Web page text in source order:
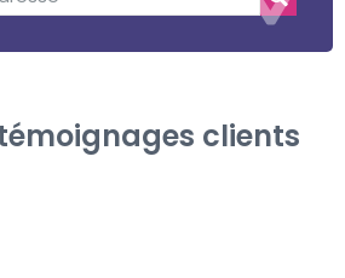
clients